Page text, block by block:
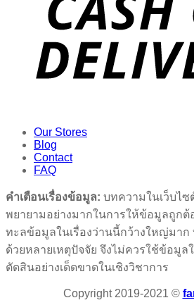
Our Stores
Blog
Contact
FAQ
คำเตือนเรื่องข้อมูล: บทความในเว็บไ
พยายามอย่างมากในการให้ข้อมูลถูกต้
ทะลข้อมูลในเรื่องว่านนี้กว้างใหญ่มาก
ด้วยหลายเหตุปัจจัย จึงไม่ควรใช้ข้อมูล
ตัดสินอย่างเด็ดขาดในเชิงวิชาการ
Copyright 2019-2021 ©